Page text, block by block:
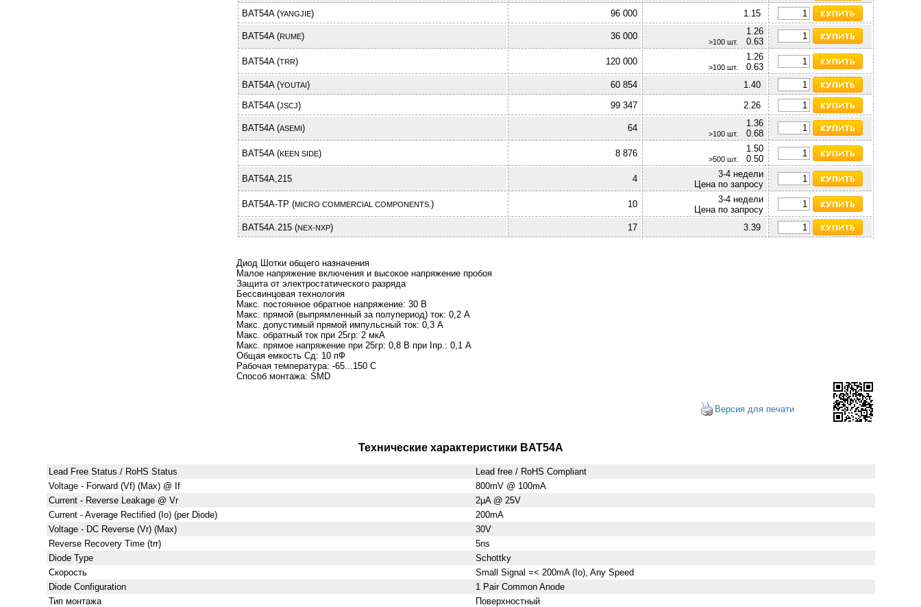
BAT54A (YANGJIE) 96 000 1.15
BAT54A (RUME) 36 000 1.26
>100 шт.
0.63
BAT54A (TRR) 120 000 1.26
>100 шт.
0.63
BAT54A (YOUTAI) 60 854
1.40
BAT54A (JSCJ) 99 347 2.26
BAT54A (ASEMI) 64 1.36
>100 шт.
0.68
BAT54A (KEEN SIDE) 8 876 1.50
>500 шт.
0.50
BAT54A,215
4
3-4 недели
Цена по запросу
BAT54A-TP (MICRO COMMERCIAL COMPONENTS. ) 10
3-4 недели
Цена по запросу
BAT54A.215 (NEX-NXP) 17 3.39
Диод Шотки общего назначения
Малое напряжение включения и высокое напряжение пробоя
Защита от электростатического разряда
Бессвинцовая технология
Макс. постоянное обратное напряжение: 30 B
Макс. прямой (выпрямленный за полупериод) ток: 0,2 A
Макс. допустимый прямой импульсный ток: 0,3 A
Макс. обратный ток при 25гр: 2 мкА
Макс. прямое напряжение при 25гр: 0,8 B при Iпр.: 0,1 A
Общая емкость Сд: 10 пФ
Рабочая температура: -65...150 C
Способ монтажа: SMD
Версия для печати
Технические характеристики BAT54A
Lead Free Status / RoHS Status
Lead free / RoHS Compliant
Voltage - Forward (Vf) (Max) @ If
800mV @ 100mA
Current - Reverse Leakage @ Vr
2µA @ 25V
Current - Average Rectified (Io) (per Diode)
200mA
Voltage - DC Reverse (Vr) (Max)
30V
Reverse Recovery Time (trr)
5ns
Diode Type
Schottky
Скорость
Small Signal =< 200mA (Io), Any Speed
Diode Configuration
1 Pair Common Anode
Тип монтажа
Поверхностный